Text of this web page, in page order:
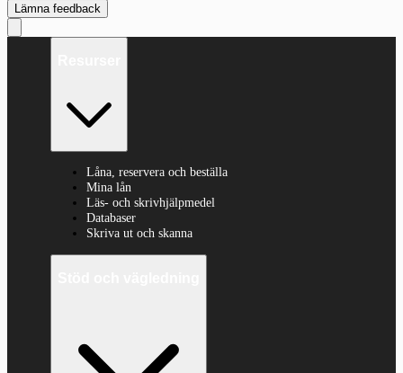
Lämna feedback
Låna, reservera och beställa
Mina lån
Läs- och skrivhjälpmedel
Databaser
Skriva ut och skanna